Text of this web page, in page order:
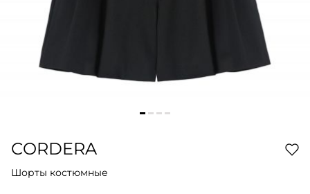
CORDERA
Шорты костюмные